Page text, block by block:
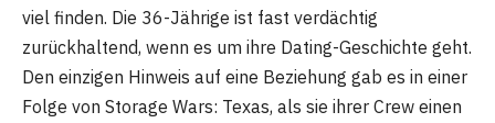
viel finden. Die 36-Jährige ist fast verdächtig
zurückhaltend, wenn es um ihre Dating-Geschichte geht.
Den einzigen Hinweis auf eine Beziehung gab es in einer
Folge von Storage Wars: Texas, als sie ihrer Crew einen